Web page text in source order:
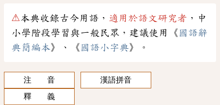
⚠本典收錄古今用語， 適用於語文研究者 ，中
小學階段學習與一般民眾，建議使用《 國語辭
典簡編本》、《 國語小字典》。
注 音
漢語拼音
釋 義